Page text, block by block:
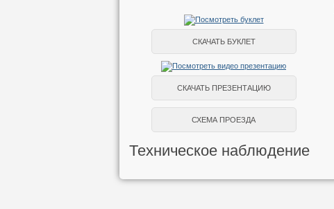
СКАЧАТЬ БУКЛЕТ
СКАЧАТЬ ПРЕЗЕНТАЦИЮ
СХЕМА ПРОЕЗДА
Техническое наблюдение